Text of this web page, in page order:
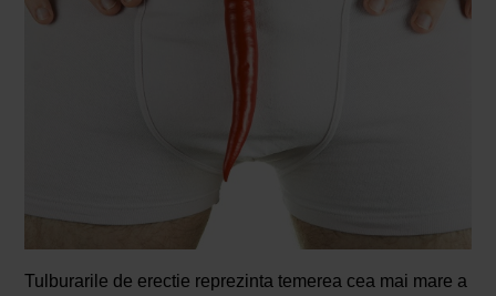
Tulburarile de erectie reprezinta temerea cea mai mare a